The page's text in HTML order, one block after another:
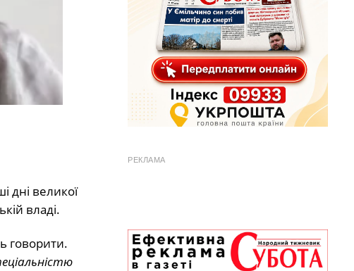
дні великої
владі.
говорити.
РЕКЛАМА